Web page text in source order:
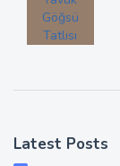
Latest Posts